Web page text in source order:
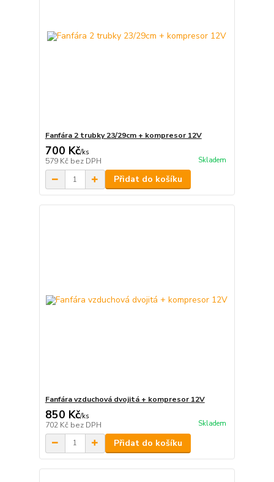
Fanfára 2 trubky 23/29cm + kompresor 12V
700 Kč/ks
579 Kč bez DPH Skladem
Přidat do košíku
Fanfára vzduchová dvojitá + kompresor 12V
850 Kč/ks
702 Kč bez DPH Skladem
Přidat do košíku